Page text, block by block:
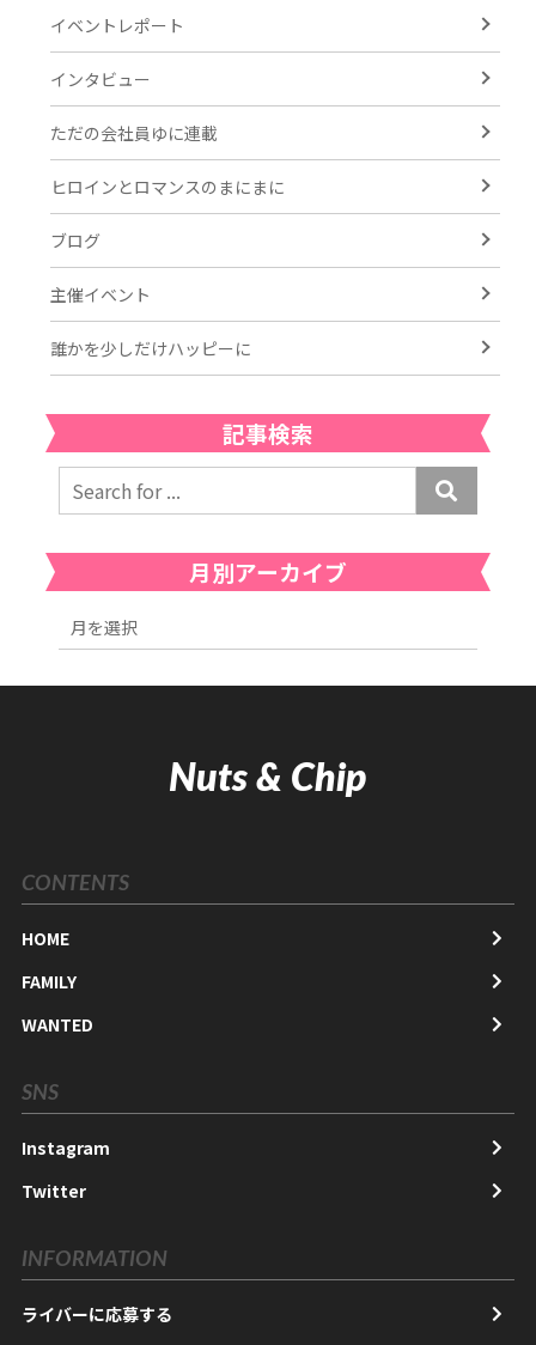
イベントレポート
インタビュー
ただの会社員ゆに連載
ヒロインとロマンスのまにまに
ブログ
主催イベント
誰かを少しだけハッピーに
記事検索
月別アーカイブ
Nuts & Chip
CONTENTS
HOME
FAMILY
WANTED
SNS
Instagram
Twitter
INFORMATION
ライバーに応募する